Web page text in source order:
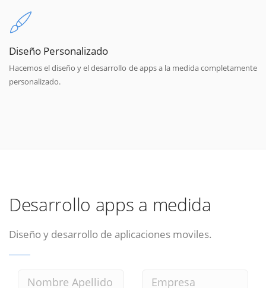
Diseño Personalizado
Hacemos el diseño y el desarrollo de apps a la medida completamente
personalizado.
Desarrollo apps a medida
Diseño y desarrollo de aplicaciones moviles.